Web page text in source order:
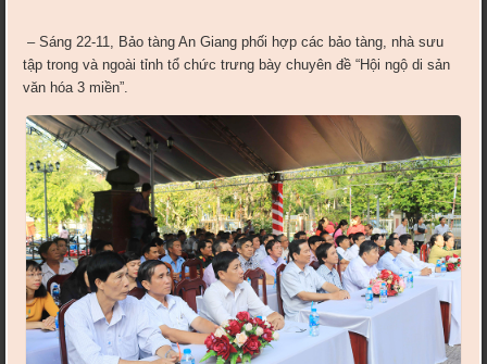
– Sáng 22-11, Bảo tàng An Giang phối hợp các bảo tàng, nhà sưu
tập trong và ngoài tỉnh tổ chức trưng bày chuyên đề “Hội ngộ di sản
văn hóa 3 miền”.